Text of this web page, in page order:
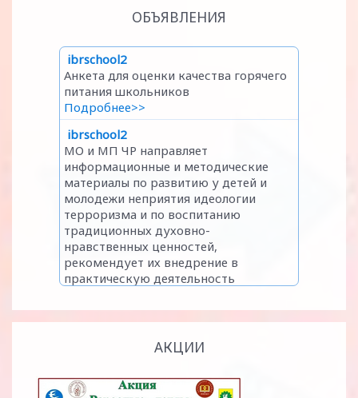
ОБЪЯВЛЕНИЯ
АКЦИИ